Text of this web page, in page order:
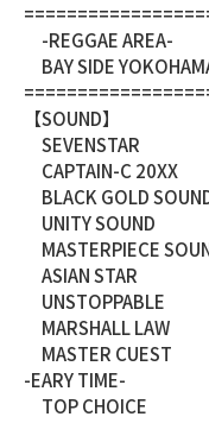
-REGGAE AREA-
BAY SIDE
【SOUND】
SEVENSTAR
CAPTAIN-C 20XX
BLACK GOLD
UNITY SOUND
MASTERPIECE
ASIAN STAR
UNSTOPPABLE
MARSHALL LAW
MASTER CUEST
-EARY TIME-
TOP CHOICE